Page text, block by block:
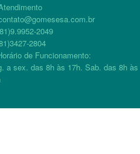
2049
2804
de Funcionamento:
a sex. das 8h às 17h. Sab. das 8h às